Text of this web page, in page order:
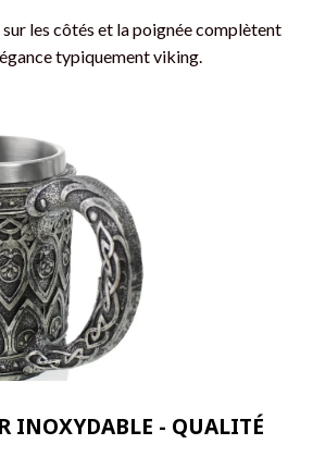
sur les côtés et la poignée complètent
typiquement viking.
INOXYDABLE - QUALITÉ